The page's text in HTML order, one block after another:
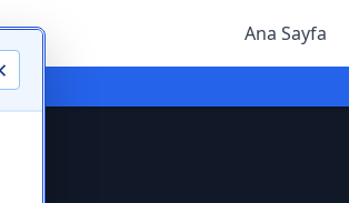
Ana Sayfa